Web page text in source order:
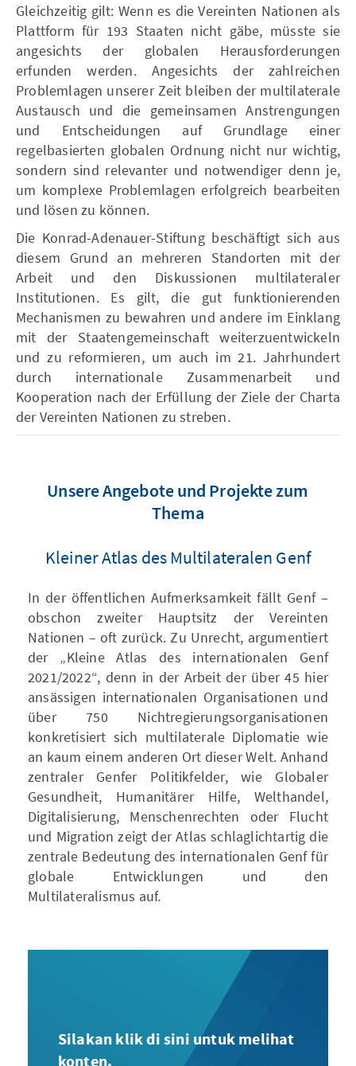
Gleichzeitig gilt: Wenn es die Vereinten Nationen als
Plattform für 193 Staaten nicht gäbe, müsste sie
angesichts der globalen Herausforderungen
erfunden werden. Angesichts der zahlreichen
Problemlagen unserer Zeit bleiben der multilaterale
Austausch und die gemeinsamen Anstrengungen
und Entscheidungen auf Grundlage einer
regelbasierten globalen Ordnung nicht nur wichtig,
sondern sind relevanter und notwendiger denn je,
um komplexe Problemlagen erfolgreich bearbeiten
und lösen zu können.
Die Konrad-Adenauer-Stiftung beschäftigt sich aus
diesem Grund an mehreren Standorten mit der
Arbeit und den Diskussionen multilateraler
Institutionen. Es gilt, die gut funktionierenden
Mechanismen zu bewahren und andere im Einklang
mit der Staatengemeinschaft weiterzuentwickeln
und zu reformieren, um auch im 21. Jahrhundert
durch internationale Zusammenarbeit und
Kooperation nach der Erfüllung der Ziele der Charta
der Vereinten Nationen zu streben.
Unsere Angebote und Projekte zum
Thema
Kleiner Atlas des Multilateralen Genf
In der öffentlichen Aufmerksamkeit fällt Genf –
obschon zweiter Hauptsitz der Vereinten
Nationen – oft zurück. Zu Unrecht, argumentiert
der „Kleine Atlas des internationalen Genf
2021/2022“, denn in der Arbeit der über 45 hier
ansässigen internationalen Organisationen und
über 750 Nichtregierungsorganisationen
konkretisiert sich multilaterale Diplomatie wie
an kaum einem anderen Ort dieser Welt. Anhand
zentraler Genfer Politikfelder, wie Globaler
Gesundheit, Humanitärer Hilfe, Welthandel,
Digitalisierung, Menschenrechten oder Flucht
und Migration zeigt der Atlas schlaglichtartig die
zentrale Bedeutung des internationalen Genf für
globale Entwicklungen und den
Multilateralismus auf.
Silakan klik di sini untuk melihat